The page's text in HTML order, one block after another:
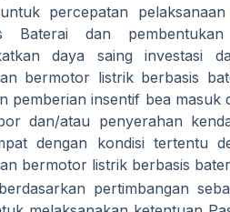
percepatan
Baterai dan
daya saing investasi
bermotor listrik berbasis
pemberian insentif bea
dan/atau penyerahan
dengan kondisi tertentu
bermotor listrik berbasis
pertimbangan